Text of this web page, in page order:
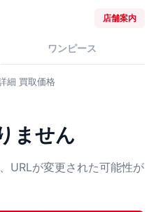
店舗案内
ワンピース
細 買取価格
ません
URLが変更された可能性が